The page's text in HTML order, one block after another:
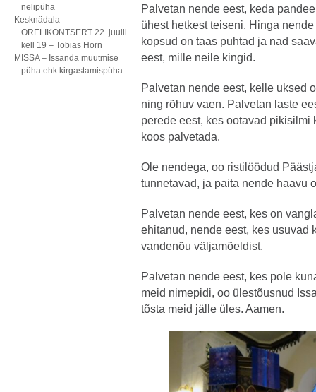
nelipüha
Kesknädala
ORELIKONTSERT 22. juulil
kell 19 – Tobias Horn
MISSA – Issanda muutmise
püha ehk kirgastamispüha
Palvetan nende eest, keda
ühest hetkest teiseni. Hinga
kopsud on taas puhtad ja nad
eest, mille neile kingid.
Palvetan nende eest, kelle uksed
ning rõhuv vaen. Palvetan laste
perede eest, kes ootavad pikisilmi
koos palvetada.
Ole nendega, oo ristilöödud
tunnetavad, ja paita nende haavu
Palvetan nende eest, kes on
ehitanud, nende eest, kes usuvad
vandenõu väljamõeldist.
Palvetan nende eest, kes pole
meid nimepidi, oo ülestõusnud
tõsta meid jälle üles. Aamen.